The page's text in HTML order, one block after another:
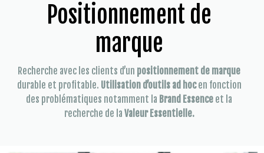
Positionnement de
marque
Recherche avec les clients d’un positionnement de marque
durable et profitable. Utilisation d’outils ad hocen fonction
des problématiques notamment la Brand Essence et la
recherche de la Valeur Essentielle.